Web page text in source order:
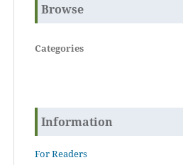
Browse
Categories
Information
For Readers